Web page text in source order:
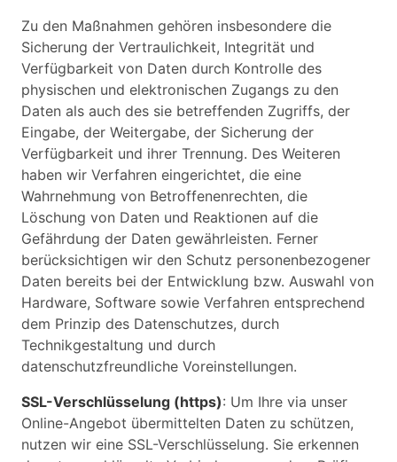
Zu den Maßnahmen gehören insbesondere die
Sicherung der Vertraulichkeit, Integrität und
Verfügbarkeit von Daten durch Kontrolle des
physischen und elektronischen Zugangs zu den
Daten als auch des sie betreffenden Zugriffs, der
Eingabe, der Weitergabe, der Sicherung der
Verfügbarkeit und ihrer Trennung. Des Weiteren
haben wir Verfahren eingerichtet, die eine
Wahrnehmung von Betroffenenrechten, die
Löschung von Daten und Reaktionen auf die
Gefährdung der Daten gewährleisten. Ferner
berücksichtigen wir den Schutz personenbezogener
Daten bereits bei der Entwicklung bzw. Auswahl von
Hardware, Software sowie Verfahren entsprechend
dem Prinzip des Datenschutzes, durch
Technikgestaltung und durch
datenschutzfreundliche Voreinstellungen.
SSL-Verschlüsselung (https): Um Ihre via unser
Online-Angebot übermittelten Daten zu schützen,
nutzen wir eine SSL-Verschlüsselung. Sie erkennen